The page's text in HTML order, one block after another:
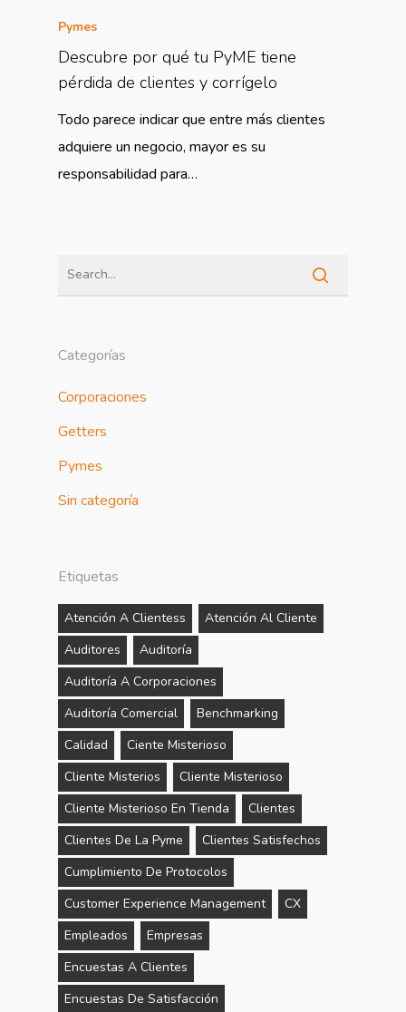
Pymes
Descubre por qué tu PyME tiene
pérdida de clientes y corrígelo
Todo parece indicar que entre más clientes
adquiere un negocio, mayor es su
responsabilidad para…
Categorías
Corporaciones
Getters
Pymes
Sin categoría
Etiquetas
Atención A Clientess
Atención Al Cliente
Auditores
Auditoría
Auditoría A Corporaciones
Auditoría Comercial
Benchmarking
Calidad
Ciente Misterioso
Cliente Misterios
Cliente Misterioso
Cliente Misterioso En Tienda
Clientes
Clientes De La Pyme
Clientes Satisfechos
Cumplimiento De Protocolos
Customer Experience Management
CX
Empleados
Empresas
Encuestas A Clientes
Encuestas De Satisfacción